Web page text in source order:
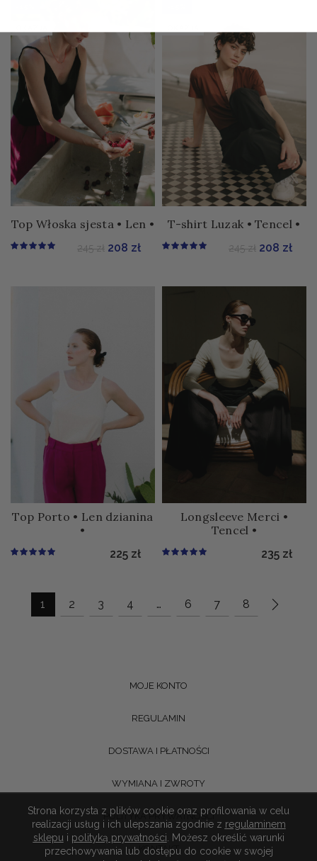
Top Włoska sjesta • Len •
245zł Pierwotna cena wynosiła: 245 zł.
208 złAktualna cena wynosi: 208 zł.
T-shirt Luzak • Tencel •
245zł Pierwotna
208 zł
Top Porto • Len dzianina
•
225 zł
Longsleeve Merci •
Tencel •
235 zł
1 2 3 4 … 6 7 8
MOJE KONTO
REGULAMIN
DOSTAWA I PŁATNOŚCI
WYMIANA I ZWROTY
POLITYKA PRYWATNOŚCI
KONTAKT
Strona korzysta z plików cookie oraz profilowania w celu
realizacji usług i ich ulepszania zgodnie z regulaminem
sklepu i polityką prywatności . Możesz określić warunki
przechowywania lub dostępu do cookie w swojej